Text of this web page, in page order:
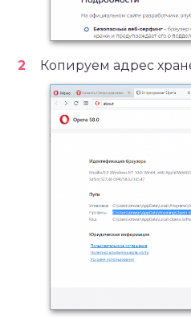
Копируем адрес